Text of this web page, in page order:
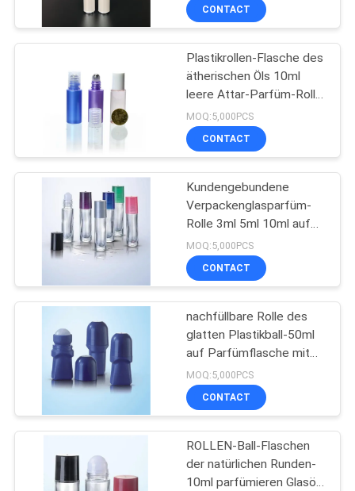
ZITAT
SITEMAP
PRIVACY
POLICY
Kosmetische
Plastikrohre
kosmetische
Sprühflasche
28
Schaum-
Pumpflasche
12
CONTACT
Plastikrollen-Flasche des
ätherischen Öls 10ml
leere Attar-Parfüm-Rolle
auf Flaschen mit
Overcaps
MOQ:5,000PCS
CONTACT
Kundengebundene
Verpackenglasparfüm-
Rolle 3ml 5ml 10ml auf
Flasche für ätherische
Öle
MOQ:5,000PCS
CONTACT
nachfüllbare Rolle des
glatten Plastikball-50ml
auf Parfümflasche mit
Kappe
MOQ:5,000PCS
CONTACT
ROLLEN-Ball-Flaschen
der natürlichen Runden-
10ml parfümieren Glasöl-